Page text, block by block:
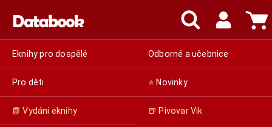
Eknihy pro dospělé Odborné a učebnice
Pro děti ⭐ Novinky
📗 Vydání eknihy 🍺 Pivovar Vik